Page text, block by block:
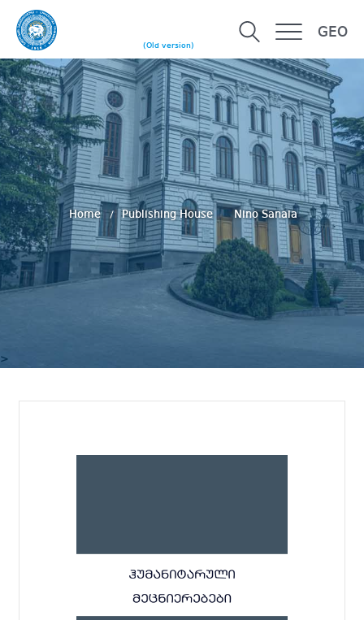
(Old version)
GEO
>
Home Publishing House Nino Sanaia